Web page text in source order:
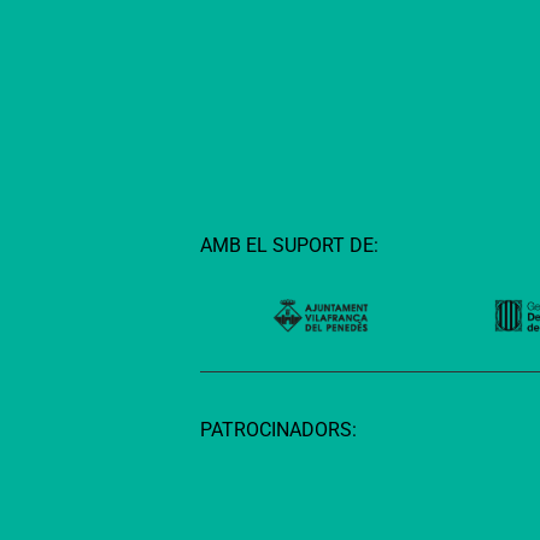
AMB EL SUPORT DE:
PATROCINADORS: